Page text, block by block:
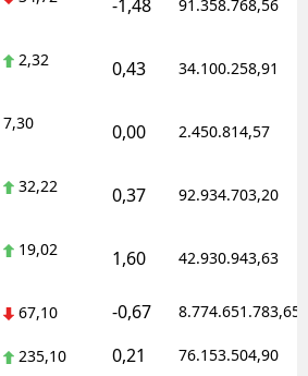
-1,48 91.358.768,56
2,32 0,43 34.100.258,91
7,30 0,00 2.450.814,57
32,22 0,37 92.934.703,20
19,02 1,60 42.930.943,63
67,10 -0,67 8.774.651.783,65
235,10 0,21 76.153.504,90